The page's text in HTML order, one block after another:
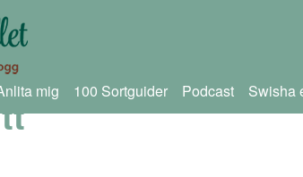
mig 100 Sortguider Podcast Swisha